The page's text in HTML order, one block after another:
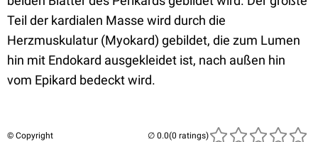
Teil der kardialen Masse wird durch die
Herzmuskulatur (Myokard) gebildet, die zum Lumen
hin mit Endokard ausgekleidet ist, nach außen hin
vom Epikard bedeckt wird.
© Copyright (0 ratings)